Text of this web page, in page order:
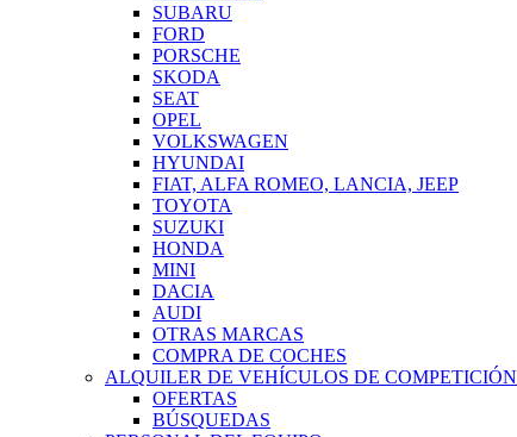
SUBARU
FORD
PORSCHE
SKODA
SEAT
OPEL
VOLKSWAGEN
HYUNDAI
FIAT, ALFA ROMEO, LANCIA, JEEP
TOYOTA
SUZUKI
HONDA
MINI
DACIA
AUDI
OTRAS MARCAS
COMPRA DE COCHES
ALQUILER DE VEHÍCULOS DE COMPETICIÓN
OFERTAS
BÚSQUEDAS